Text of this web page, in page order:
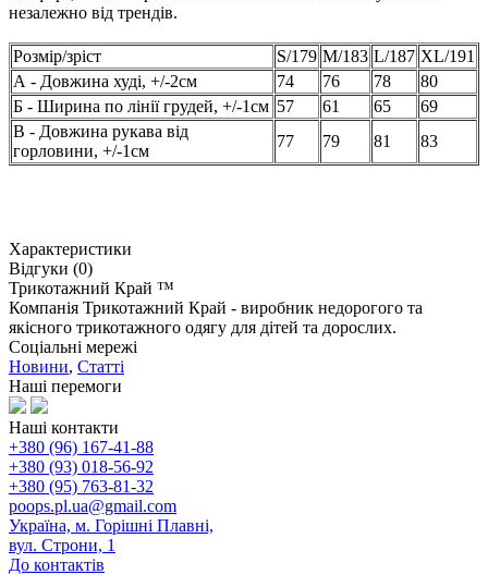
незалежно від трендів.
Розмір/зріст S/179 M/183 L/187 XL/191
А - Довжина худі, +/-2см
74 76 78
80
Б - Ширина по лінії грудей, +/-1см 57 61 65
69
В - Довжина рукава від
горловини, +/-1см
77 79 81 83
Характеристики
Відгуки (0)
Трикотажний Край ™
Компанія Трикотажний Край - виробник недорогого та
якісного трикотажного одягу для дітей та дорослих.
Соціальні мережі
Новини, Статті
Наші перемоги
Наші контакти
+380 (96) 167-41-88
+380 (93) 018-56-92
+380 (95) 763-81-32
poops.pl.ua@gmail.com
Україна, м. Горішні Плавні,
вул. Строни, 1
До контактів